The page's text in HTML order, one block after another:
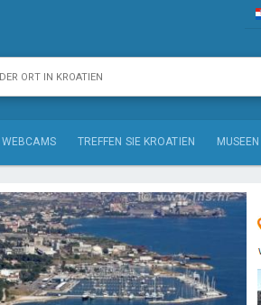
WEBCAMS TREFFEN SIE KROATIEN MUSEEN